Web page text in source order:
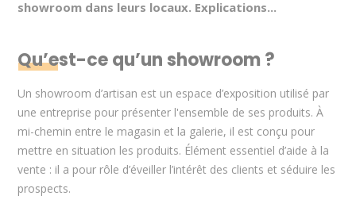
showroom dans leurs locaux. Explications...
Qu’est-ce qu’un showroom ?
Un showroom d’artisan est un espace d’exposition utilisé par
une entreprise pour présenter l'ensemble de ses produits. À
mi-chemin entre le magasin et la galerie, il est conçu pour
mettre en situation les produits. Élément essentiel d’aide à la
vente : il a pour rôle d’éveiller l’intérêt des clients et séduire les
prospects.